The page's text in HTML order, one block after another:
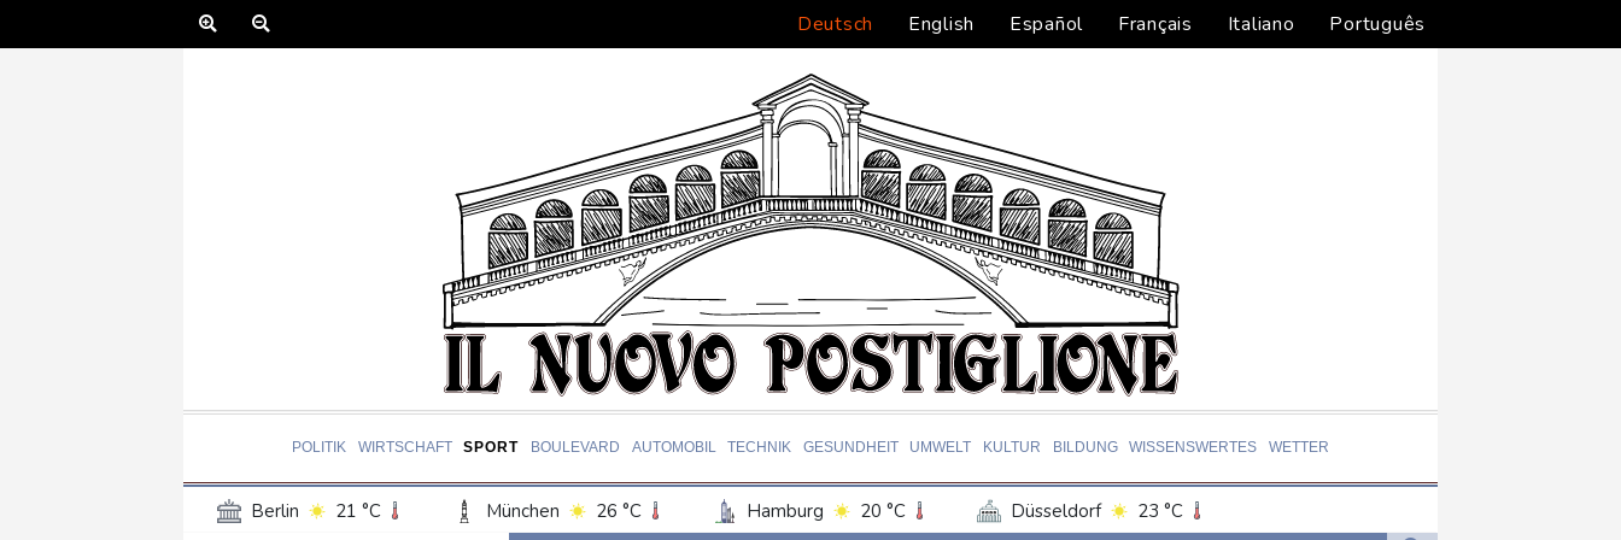
Deutsch English Español Français Italiano Português
POLITIK WIRTSCHAFT SPORT BOULEVARD AUTOMOBIL TECHNIK GESUNDHEIT UMWELT KULTUR BILDUNG WISSENSWERTES WETTER
Berlin 21 °C München 26 °C Hamburg 20 °C Düsseldorf
23 °C